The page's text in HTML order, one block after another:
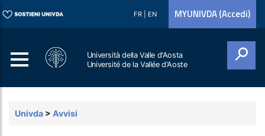
FR EN MYUNIVDA (Accedi)
Università della Valle d'Aosta
Université de la Vallée d'Aoste
Univda > Avvisi